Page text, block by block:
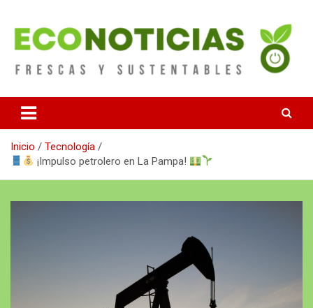
contenido
Econoticias
Inicio
Tecnología
¡Impulso petrolero en La Pampa!